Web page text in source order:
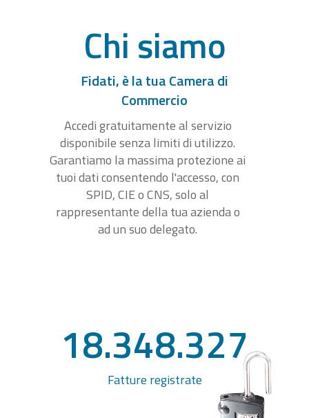
Chi siamo
Fidati, è la tua Camera di
Commercio
Accedi gratuitamente al servizio
disponibile senza limiti di utilizzo.
Garantiamo la massima protezione ai
tuoi dati consentendo l'accesso, con
SPID, CIE o CNS, solo al
rappresentante della tua azienda o
ad un suo delegato.
18.348.327
Fatture registrate